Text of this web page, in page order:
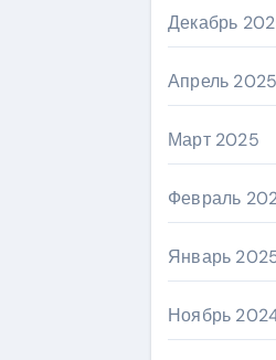
Декабрь
Апрель 2025
Март 2025
Февраль
Январь
Ноябрь